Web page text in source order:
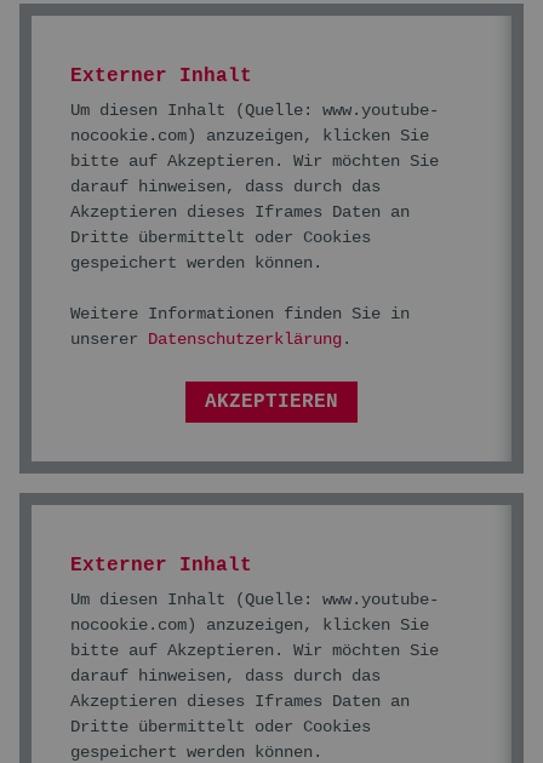
Externer Inhalt
Um diesen Inhalt (Quelle: www.youtube-
nocookie.com) anzuzeigen, klicken Sie
bitte auf Akzeptieren. Wir möchten Sie
darauf hinweisen, dass durch das
Akzeptieren dieses Iframes Daten an
Dritte übermittelt oder Cookies
gespeichert werden können.
Weitere Informationen finden Sie in
unserer Datenschutzerklärung.
AKZEPTIEREN
Externer Inhalt
Um diesen Inhalt (Quelle: www.youtube-
nocookie.com) anzuzeigen, klicken Sie
bitte auf Akzeptieren. Wir möchten Sie
darauf hinweisen, dass durch das
Akzeptieren dieses Iframes Daten an
Dritte übermittelt oder Cookies
gespeichert werden können.